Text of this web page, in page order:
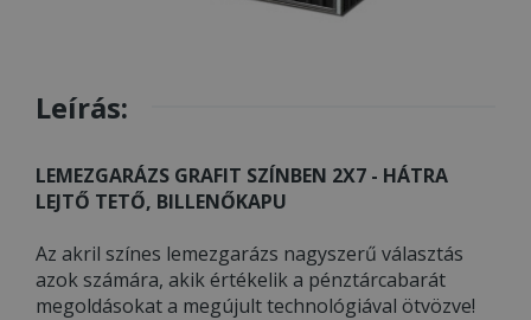
Leírás:
LEMEZGARÁZS GRAFIT SZÍNBEN 2X7 - HÁTRA
LEJTŐ TETŐ, BILLENŐKAPU
Az akril színes lemezgarázs nagyszerű választás
azok számára, akik értékelik a pénztárcabarát
megoldásokat a megújult technológiával ötvözve!